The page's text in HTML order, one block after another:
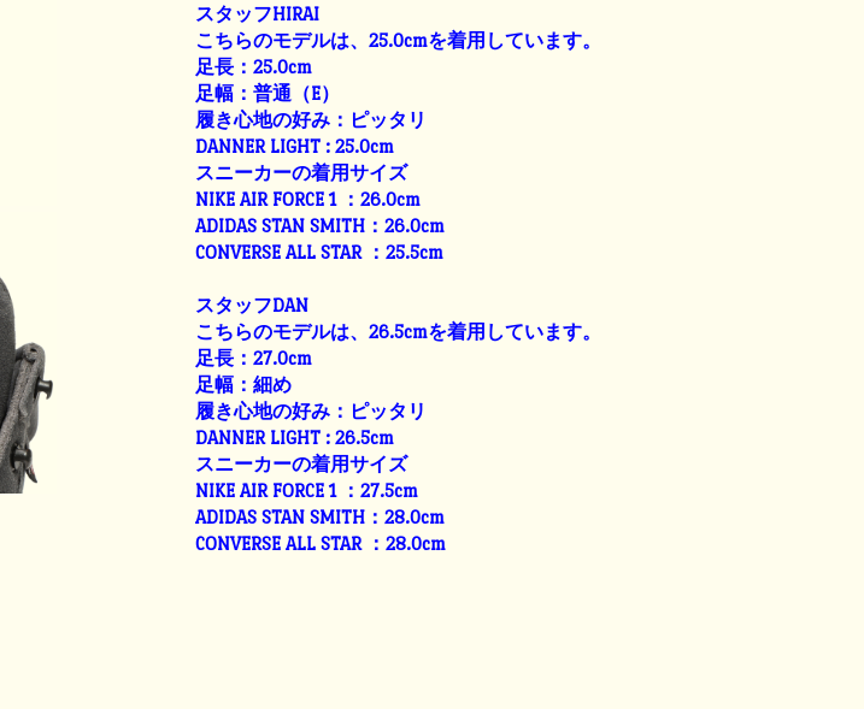
スタッフHIRAI
こちらのモデルは、25.0cmを着用しています。
足長：25.0cm
足幅：普通（E）
履き心地の好み：ピッタリ
DANNER LIGHT : 25.0cm
スニーカーの着用サイズ
NIKE AIR FORCE 1 ：26.0cm
ADIDAS STAN SMITH：26.0cm
CONVERSE ALL STAR ：25.5cm
スタッフDAN
こちらのモデルは、26.5cmを着用しています。
足長：27.0cm
足幅：細め
履き心地の好み：ピッタリ
DANNER LIGHT : 26.5cm
スニーカーの着用サイズ
NIKE AIR FORCE 1 ：27.5cm
ADIDAS STAN SMITH：28.0cm
CONVERSE ALL STAR ：28.0cm